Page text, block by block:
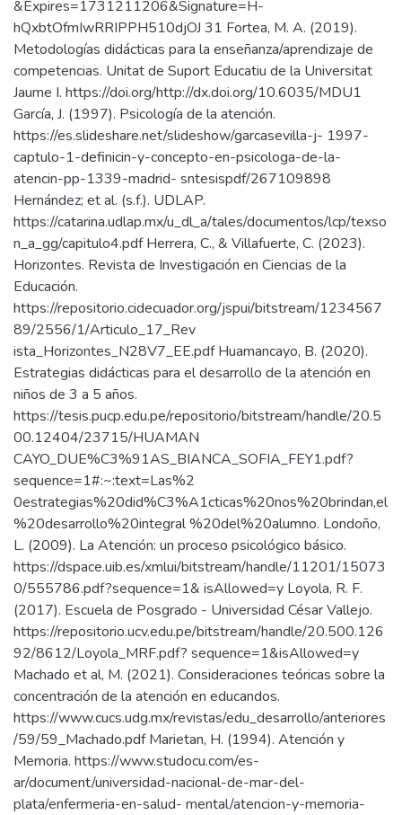
&Expires=1731211206&Signature=H-
hQxbtOfmIwRRIPPH510djOJ 31 Fortea, M. A. (2019).
Metodologías didácticas para la enseñanza/aprendizaje de
competencias. Unitat de Suport Educatiu de la Universitat
Jaume I. https://doi.org/http://dx.doi.org/10.6035/MDU1
García, J. (1997). Psicología de la atención.
https://es.slideshare.net/slideshow/garcasevilla-j- 1997-
captulo-1-definicin-y-concepto-en-psicologa-de-la-
atencin-pp-1339-madrid- sntesispdf/267109898
Hernández; et al. (s.f.). UDLAP.
https://catarina.udlap.mx/u_dl_a/tales/documentos/lcp/texso
n_a_gg/capitulo4.pdf Herrera, C., & Villafuerte, C. (2023).
Horizontes. Revista de Investigación en Ciencias de la
Educación.
https://repositorio.cidecuador.org/jspui/bitstream/1234567
89/2556/1/Articulo_17_Rev
ista_Horizontes_N28V7_EE.pdf Huamancayo, B. (2020).
Estrategias didácticas para el desarrollo de la atención en
niños de 3 a 5 años.
https://tesis.pucp.edu.pe/repositorio/bitstream/handle/20.5
00.12404/23715/HUAMAN
CAYO_DUE%C3%91AS_BIANCA_SOFIA_FEY1.pdf?
sequence=1#:~:text=Las%2
0estrategias%20did%C3%A1cticas%20nos%20brindan,el
%20desarrollo%20integral %20del%20alumno. Londoño,
L. (2009). La Atención: un proceso psicológico básico.
https://dspace.uib.es/xmlui/bitstream/handle/11201/15073
0/555786.pdf?sequence=1& isAllowed=y Loyola, R. F.
(2017). Escuela de Posgrado - Universidad César Vallejo.
https://repositorio.ucv.edu.pe/bitstream/handle/20.500.126
92/8612/Loyola_MRF.pdf? sequence=1&isAllowed=y
Machado et al, M. (2021). Consideraciones teóricas sobre la
concentración de la atención en educandos.
https://www.cucs.udg.mx/revistas/edu_desarrollo/anteriores
/59/59_Machado.pdf Marietan, H. (1994). Atención y
Memoria. https://www.studocu.com/es-
ar/document/universidad-nacional-de-mar-del-
plata/enfermeria-en-salud- mental/atencion-y-memoria-